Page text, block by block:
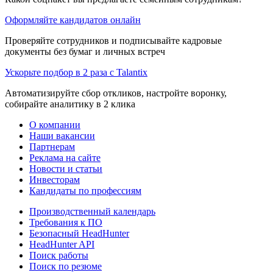
Оформляйте кандидатов онлайн
Проверяйте сотрудников и подписывайте кадровые
документы без бумаг и личных встреч
Ускорьте подбор в 2 раза с Talantix
Автоматизируйте сбор откликов, настройте воронку,
собирайте аналитику в 2 клика
О компании
Наши вакансии
Партнерам
Реклама на сайте
Новости и статьи
Инвесторам
Кандидаты по профессиям
Производственный календарь
Требования к ПО
Безопасный HeadHunter
HeadHunter API
Поиск работы
Поиск по резюме